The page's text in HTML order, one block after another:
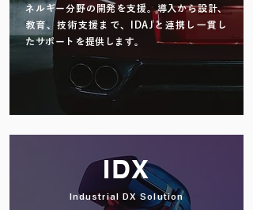
ネルギー分野の開発を支援。導入から設計、
教育、技術支援まで、IDAJと連携し一貫し
たサポートを提供します。
read more
IDX
Industrial DX Solution